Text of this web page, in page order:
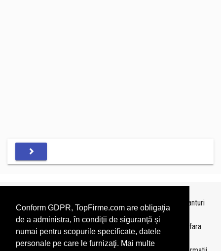
Conform GDPR, TopFirme.com are obligaţia
de a administra, în condiţii de siguranţă şi
numai pentru scopurile specificate, datele
personale pe care le furnizaţi. Mai multe
Topurile sunt realizate deTopFirme
pe baza ultimelor bilanturi
depuse si au scop informativ.
Este interzisa folosirea topurilor fara acordul TopFirme si fara
precizarea sursei.